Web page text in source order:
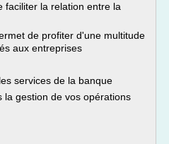
faciliter la relation entre la
de profiter d'une multitude
aux entreprises
services de la banque
la gestion de vos opérations